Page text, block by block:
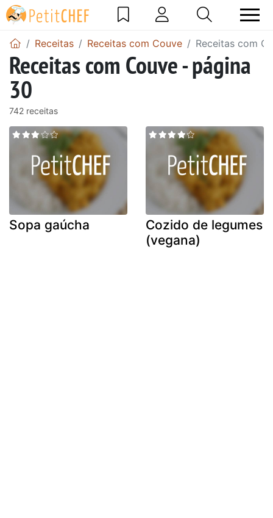
Receitas Receitas com Couve Receitas com
Receitas com Couve - página
30
742 receitas
Sopa gaúcha
Cozido de legumes
(vegana)